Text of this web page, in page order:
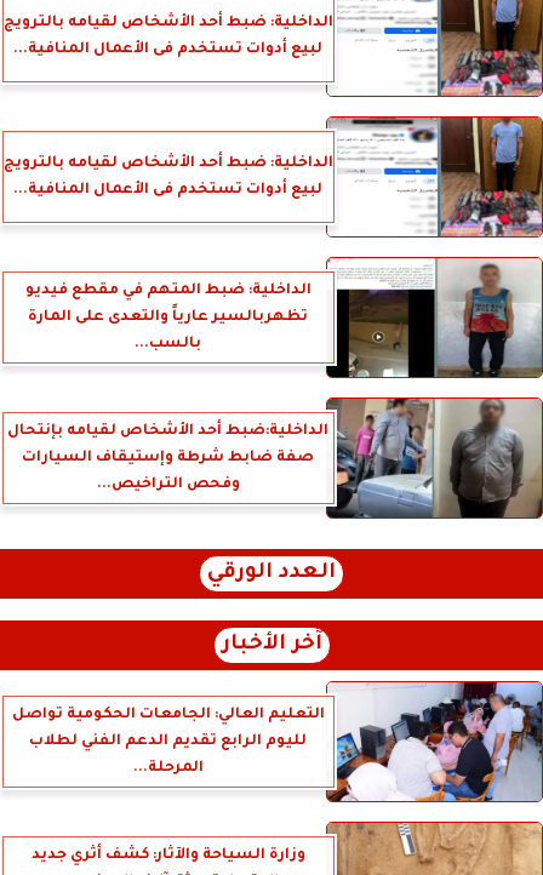
الداخلية: ضبط أحد الأشخاص لقيامه بالترويج
لبيع أدوات تستخدم فى الأعمال المنافية...
الداخلية: ضبط أحد الأشخاص لقيامه بالترويج
لبيع أدوات تستخدم فى الأعمال المنافية...
الداخلية: ضبط المتهم في مقطع فيديو
تظهربالسير عارياً والتعدى على المارة
بالسب...
الداخلية:ضبط أحد الأشخاص لقيامه بإنتحال
صفة ضابط شرطة وإستيقاف السيارات
وفحص التراخيص...
العدد الورقي
آخر الأخبار
التعليم العالي: الجامعات الحكومية تواصل
لليوم الرابع تقديم الدعم الفني لطلاب
المرحلة...
وزارة السياحة والآثار: كشف أثري جديد